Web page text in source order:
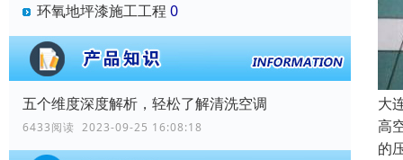
环氧地坪漆施工工程 0
五个维度深度解析，轻松了解清洗空调
6433阅读 2023-09-25 16:08:18
大
高
的